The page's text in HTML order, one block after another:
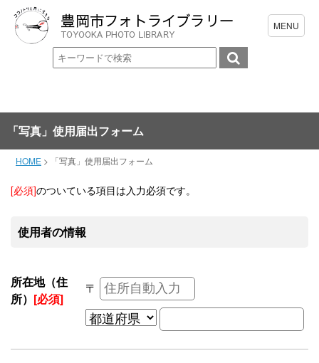
「写真」使用届出フォーム
HOME > 「写真」使用届出フォーム
[必須]のついている項目は入力必須です。
使用者の情報
所在地（住
所） [必須]
〒